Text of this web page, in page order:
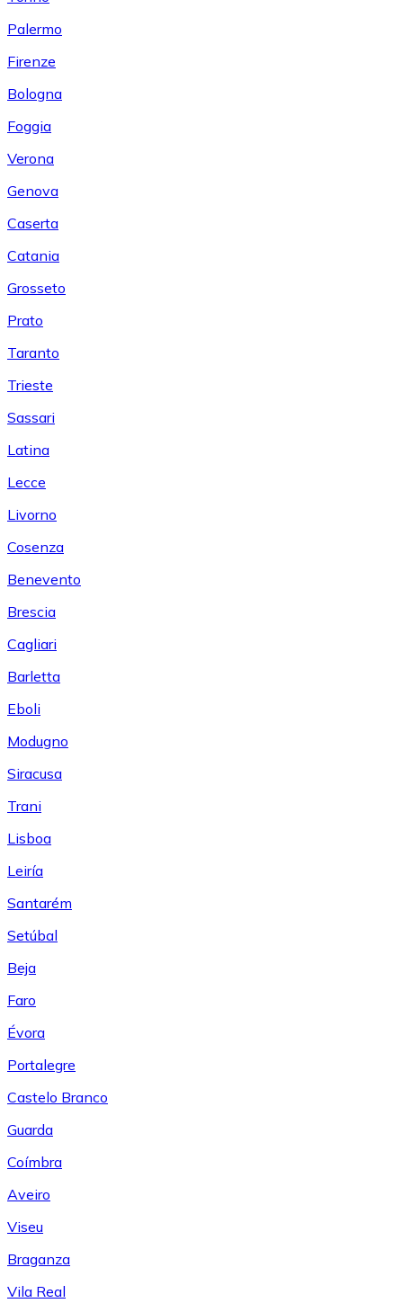
Palermo
Firenze
Bologna
Foggia
Verona
Genova
Caserta
Catania
Grosseto
Prato
Taranto
Trieste
Sassari
Latina
Lecce
Livorno
Cosenza
Benevento
Brescia
Cagliari
Barletta
Eboli
Modugno
Siracusa
Trani
Lisboa
Leiría
Santarém
Setúbal
Beja
Faro
Évora
Portalegre
Castelo Branco
Guarda
Coímbra
Aveiro
Viseu
Braganza
Vila Real